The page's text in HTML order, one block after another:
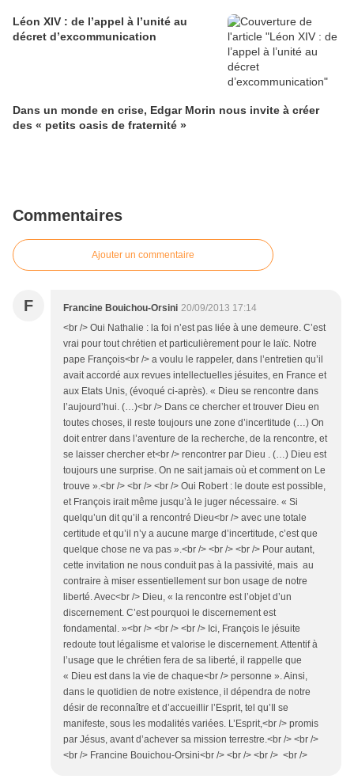
Léon XIV : de l’appel à l’unité au
décret d’excommunication
Dans un monde en crise, Edgar Morin nous invite à créer
des « petits oasis de fraternité »
Commentaires
Ajouter un commentaire
F Francine Bouichou-Orsini 20/09/2013 17:14
<br /> Oui Nathalie : la foi n’est pas liée à une demeure. C’est
vrai pour tout chrétien et particulièrement pour le laïc. Notre
pape François<br /> a voulu le rappeler, dans l’entretien qu’il
avait accordé aux revues intellectuelles jésuites, en France et
aux Etats Unis, (évoqué ci-après). « Dieu se rencontre dans
l’aujourd’hui. (…)<br /> Dans ce chercher et trouver Dieu en
toutes choses, il reste toujours une zone d’incertitude (…) On
doit entrer dans l’aventure de la recherche, de la rencontre, et
se laisser chercher et<br /> rencontrer par Dieu . (…) Dieu est
toujours une surprise. On ne sait jamais où et comment on Le
trouve ».<br /> <br /> <br /> Oui Robert : le doute est possible,
et François irait même jusqu’à le juger nécessaire. « Si
quelqu’un dit qu’il a rencontré Dieu<br /> avec une totale
certitude et qu’il n’y a aucune marge d’incertitude, c’est que
quelque chose ne va pas ».<br /> <br /> <br /> Pour autant,
cette invitation ne nous conduit pas à la passivité, mais au
contraire à miser essentiellement sur bon usage de notre
liberté. Avec<br /> Dieu, « la rencontre est l’objet d’un
discernement. C’est pourquoi le discernement est
fondamental. »<br /> <br /> <br /> Ici, François le jésuite
redoute tout légalisme et valorise le discernement. Attentif à
l’usage que le chrétien fera de sa liberté, il rappelle que
« Dieu est dans la vie de chaque<br /> personne ». Ainsi,
dans le quotidien de notre existence, il dépendra de notre
désir de reconnaître et d’accueillir l’Esprit, tel qu’Il se
manifeste, sous les modalités variées. L’Esprit,<br /> promis
par Jésus, avant d’achever sa mission terrestre.<br /> <br />
<br /> Francine Bouichou-Orsini<br /> <br /> <br /> <br />